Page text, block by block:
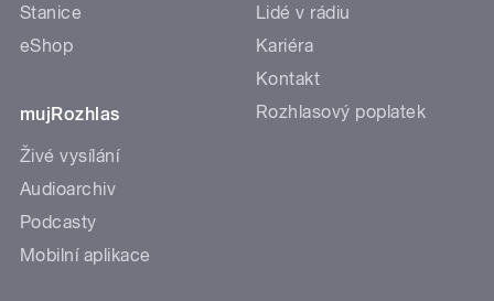
Stanice
eShop
mujRozhlas
Živé vysílání
Audioarchiv
Podcasty
Mobilní aplikace
Lidé v rádiu
Kariéra
Kontakt
Rozhlasový poplatek